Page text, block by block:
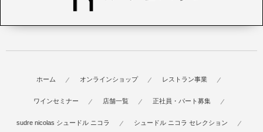
ホーム オンラインショップ レストラン事業
ワインセミナー 店舗一覧 正社員・パート募集
sudre nicolas シュードル ニコラ シュードル ニコラ セレクション